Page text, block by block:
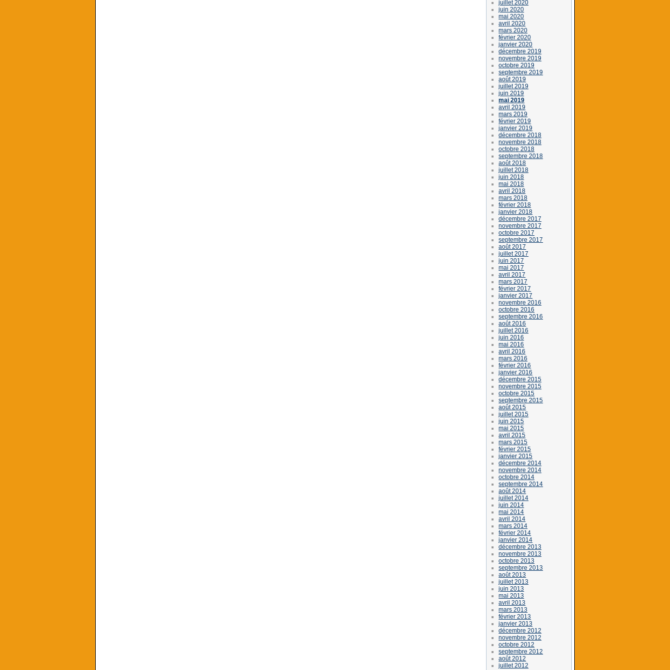
juillet 2020
juin 2020
mai 2020
avril 2020
mars 2020
février 2020
janvier 2020
décembre 2019
novembre 2019
octobre 2019
septembre 2019
août 2019
juillet 2019
juin 2019
mai 2019
avril 2019
mars 2019
février 2019
janvier 2019
décembre 2018
novembre 2018
octobre 2018
septembre 2018
août 2018
juillet 2018
juin 2018
mai 2018
avril 2018
mars 2018
février 2018
janvier 2018
décembre 2017
novembre 2017
octobre 2017
septembre 2017
août 2017
juillet 2017
juin 2017
mai 2017
avril 2017
mars 2017
février 2017
janvier 2017
novembre 2016
octobre 2016
septembre 2016
août 2016
juillet 2016
juin 2016
mai 2016
avril 2016
mars 2016
février 2016
janvier 2016
décembre 2015
novembre 2015
octobre 2015
septembre 2015
août 2015
juillet 2015
juin 2015
mai 2015
avril 2015
mars 2015
février 2015
janvier 2015
décembre 2014
novembre 2014
octobre 2014
septembre 2014
août 2014
juillet 2014
juin 2014
mai 2014
avril 2014
mars 2014
février 2014
janvier 2014
décembre 2013
novembre 2013
octobre 2013
septembre 2013
août 2013
juillet 2013
juin 2013
mai 2013
avril 2013
mars 2013
février 2013
janvier 2013
décembre 2012
novembre 2012
octobre 2012
septembre 2012
août 2012
juillet 2012